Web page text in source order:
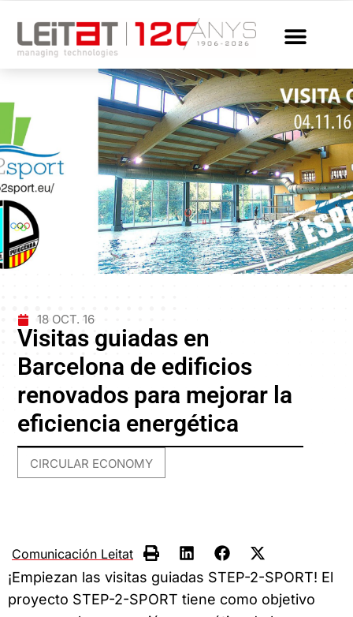
18 OCT. 16
Visitas guiadas en
Barcelona de edificios
renovados para mejorar la
eficiencia energética
CIRCULAR ECONOMY
Comunicación Leitat
¡Empiezan las visitas guiadas STEP-2-SPORT! El
proyecto STEP-2-SPORT tiene como objetivo